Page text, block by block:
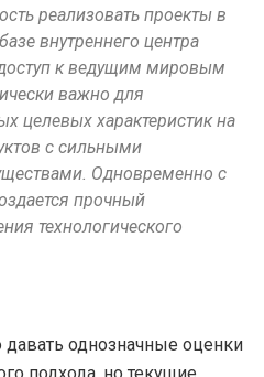
реализовать проекты в
внутреннего центра
к ведущим мировым
важно для
целевых характеристик на
с сильными
Одновременно с
прочный
технологического
давать однозначные оценки
подхода, но текущие